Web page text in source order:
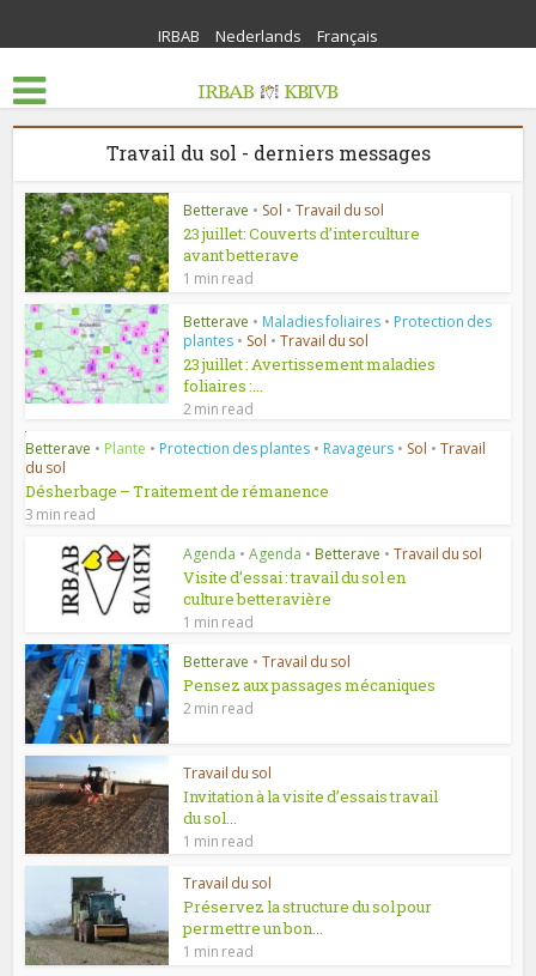
IRBAB Nederlands Français
Travail du sol - derniers messages
Betterave • Sol • Travail du sol
23 juillet: Couverts d’interculture
avant betterave
1 min read
Betterave • Maladies foliaires • Protection des
plantes • Sol • Travail du sol
23 juillet : Avertissement maladies
foliaires :...
2 min read
Betterave • Plante • Protection des plantes • Ravageurs • Sol • Travail
du sol
Désherbage – Traitement de rémanence
3 min read
Agenda • Agenda • Betterave • Travail du sol
Visite d’essai : travail du sol en
culture betteravière
1 min read
Betterave • Travail du sol
Pensez aux passages mécaniques
2 min read
Travail du sol
Invitation à la visite d’essais travail
du sol...
1 min read
Travail du sol
Préservez la structure du sol pour
permettre un bon...
1 min read